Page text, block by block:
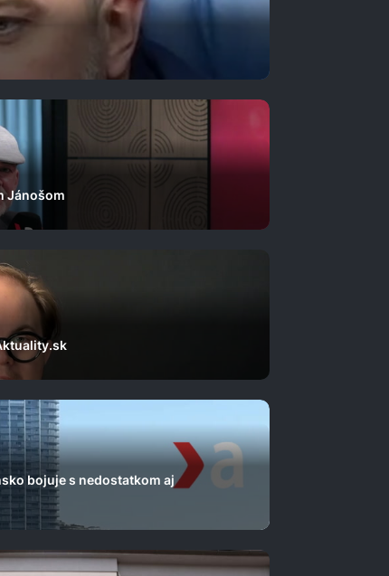
Jánošom
bojuje s nedostatkom aj